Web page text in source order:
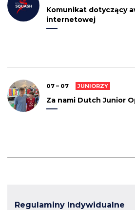
Komunikat dotyczący
internetowej
07 – 07 JUNIORZY
Za nami Dutch Junior
Regulaminy Indywidualne